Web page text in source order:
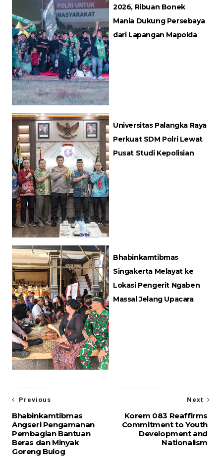
2026, Ribuan Bonek
Mania Dukung Persebaya
dari Lapangan Mapolda
Universitas Palangka Raya
Perkuat SDM Polri Lewat
Pusat Studi Kepolisian
Bhabinkamtibmas
Singakerta Melayat ke
Lokasi Pengerit Ngaben
Massal Jelang Upacara
Next
Korem 083 Reaffirms
Commitment to Youth
Development and
Nationalism
Previous
Bhabinkamtibmas
Angseri Pengamanan
Pembagian Bantuan
Beras dan Minyak
Goreng Bulog